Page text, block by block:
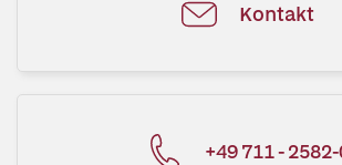
Kontakt
+49 711 -